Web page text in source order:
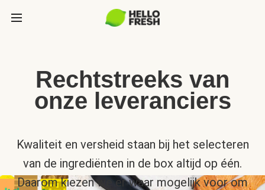
Rechtstreeks van
onze leveranciers
Kwaliteit en versheid staan bij het selecteren
van de ingrediënten in de box altijd op één.
Daarom kiezen we er waar mogelijk voor om